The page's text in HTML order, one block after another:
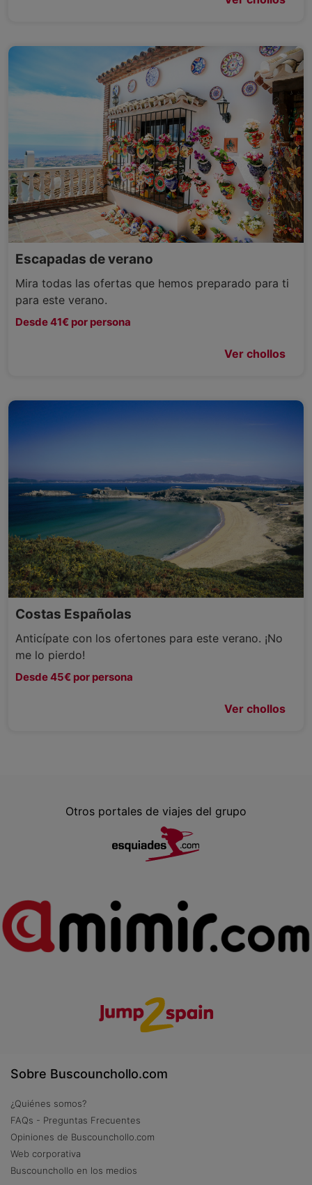
Escapadas de verano
Mira todas las ofertas que hemos preparado para ti
para este verano.
Desde 41€ por persona
Ver chollos
Costas Españolas
Anticípate con los ofertones para este verano. ¡No
me lo pierdo!
Desde 45€ por persona
Ver chollos
Otros portales de viajes del grupo
Sobre Buscounchollo.com
¿Quiénes somos?
FAQs - Preguntas Frecuentes
Opiniones de Buscounchollo.com
Web corporativa
Buscounchollo en los medios